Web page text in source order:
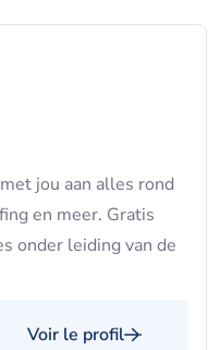
jou aan alles rond
en meer. Gratis
onder leiding van de
Voir le profil